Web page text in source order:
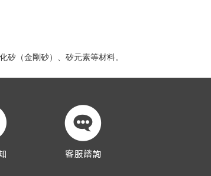
矽（金剛砂）、矽元素等材料。